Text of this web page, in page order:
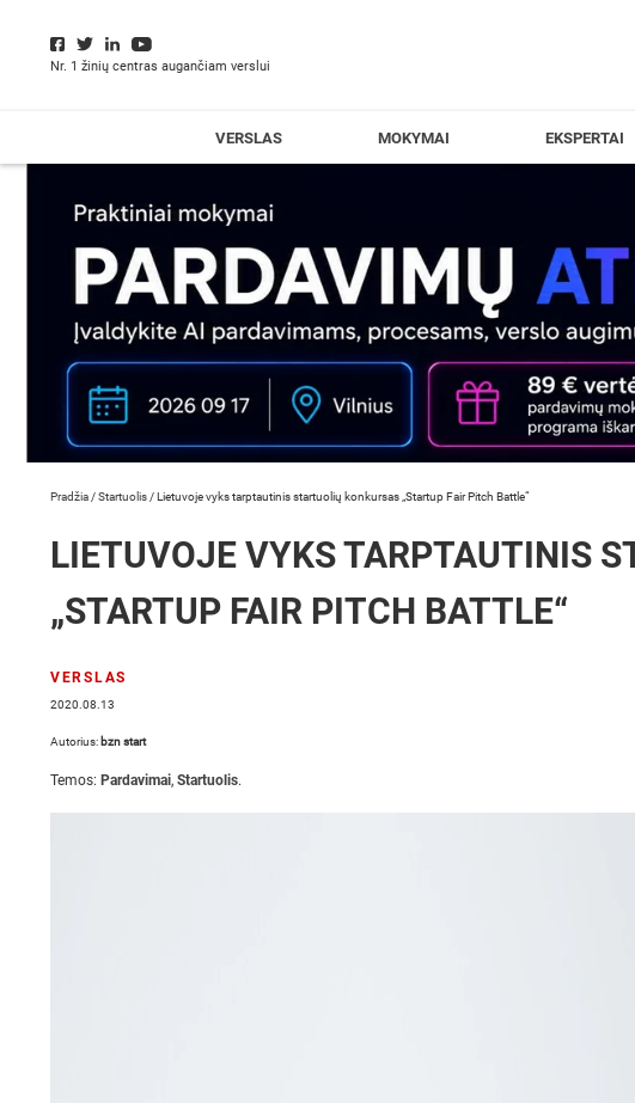
Nr. 1 žinių centras augančiam verslui
VERSLAS MOKYMAI EKSPERTAI
Pradžia /Startuolis /Lietuvoje vyks tarptautinis startuolių konkursas „Startup Fair Pitch Battle“
LIETUVOJE VYKS TARPTAUTINIS
„STARTUP FAIR PITCH BATTLE“
VERSLAS
2020.08.13
Autorius: bzn start
Temos: Pardavimai, Startuolis.